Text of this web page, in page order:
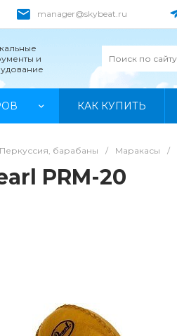
manager@skybeat.ru
и
КАК КУПИТЬ
Перкуссия, барабаны / Маракасы /
PRM-20